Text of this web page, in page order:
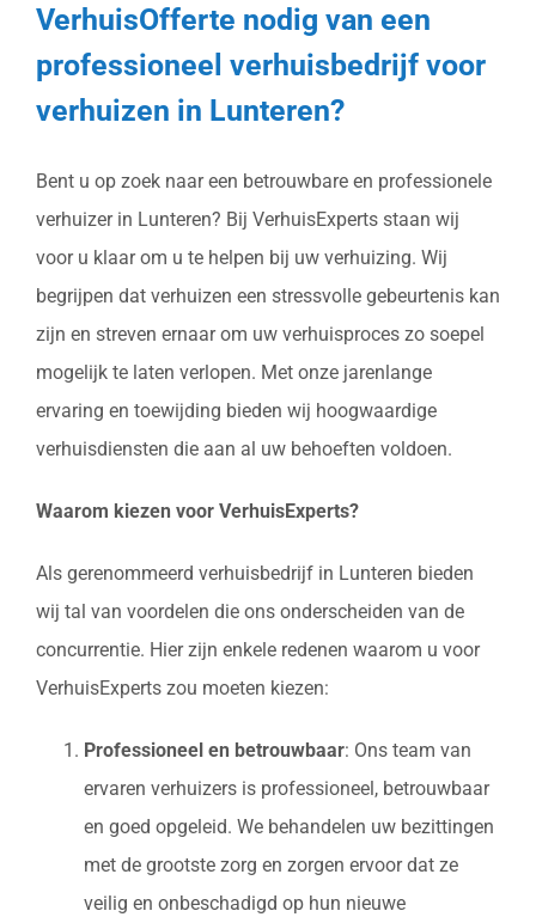
VerhuisOfferte nodig van een
professioneel verhuisbedrijf voor
verhuizen in Lunteren?
Bent u op zoek naar een betrouwbare en professionele
verhuizer in Lunteren? Bij VerhuisExperts staan wij
voor u klaar om u te helpen bij uw verhuizing. Wij
begrijpen dat verhuizen een stressvolle gebeurtenis kan
zijn en streven ernaar om uw verhuisproces zo soepel
mogelijk te laten verlopen. Met onze jarenlange
ervaring en toewijding bieden wij hoogwaardige
verhuisdiensten die aan al uw behoeften voldoen.
Waarom kiezen voor VerhuisExperts?
Als gerenommeerd verhuisbedrijf in Lunteren bieden
wij tal van voordelen die ons onderscheiden van de
concurrentie. Hier zijn enkele redenen waarom u voor
VerhuisExperts zou moeten kiezen:
Professioneel en betrouwbaar: Ons team van
ervaren verhuizers is professioneel, betrouwbaar
en goed opgeleid. We behandelen uw bezittingen
met de grootste zorg en zorgen ervoor dat ze
veilig en onbeschadigd op hun nieuwe